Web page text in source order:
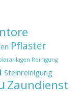
Pflaster
Reinigung
Steinreinigung
Zaundienst